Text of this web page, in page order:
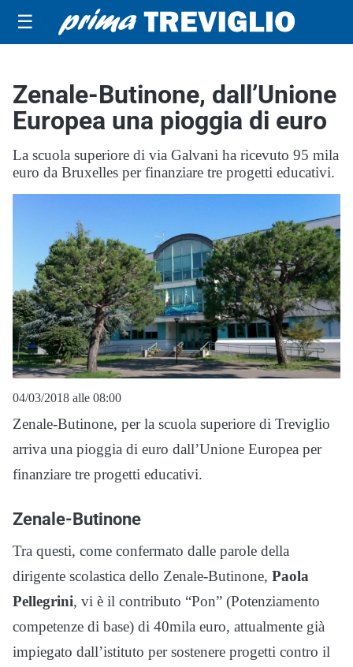
☰
Zenale-Butinone, dall’Unione
Europea una pioggia di euro
La scuola superiore di via Galvani ha ricevuto 95 mila
euro da Bruxelles per finanziare tre progetti educativi.
04/03/2018 alle 08:00
Zenale-Butinone, per la scuola superiore di Treviglio
arriva una pioggia di euro dall’Unione Europea per
finanziare tre progetti educativi.
Zenale-Butinone
Tra questi, come confermato dalle parole della
dirigente scolastica dello Zenale-Butinone, Paola
Pellegrini, vi è il contributo “Pon” (Potenziamento
competenze di base) di 40mila euro, attualmente già
impiegato dall’istituto per sostenere progetti contro il